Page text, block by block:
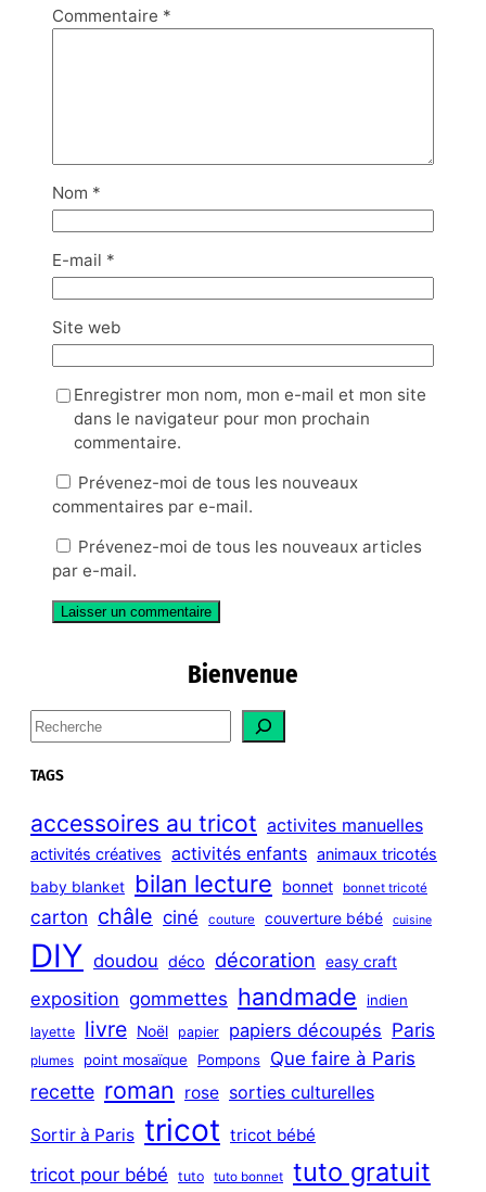
Commentaire *
Nom *
E-mail *
Site web
Enregistrer mon nom, mon e-mail et mon site
dans le navigateur pour mon prochain
commentaire.
Prévenez-moi de tous les nouveaux
commentaires par e-mail.
Prévenez-moi de tous les nouveaux articles
par e-mail.
Bienvenue
S
e
a
c
h
TAGS
accessoires au tricot activites manuelles
activités créatives activités enfants animaux tricotés
baby blanket bilan lecture bonnet bonnet tricoté
carton châle ciné couture couverture bébé cuisine
DIY doudou déco décoration easy craft
exposition gommettes handmade indien
layette livre Noël papier papiers découpés Paris
plumes point mosaïque Pompons Que faire à Paris
recette roman rose sorties culturelles
Sortir à Paris tricot tricot bébé
tricot pour bébé tuto tuto bonnet tuto gratuit